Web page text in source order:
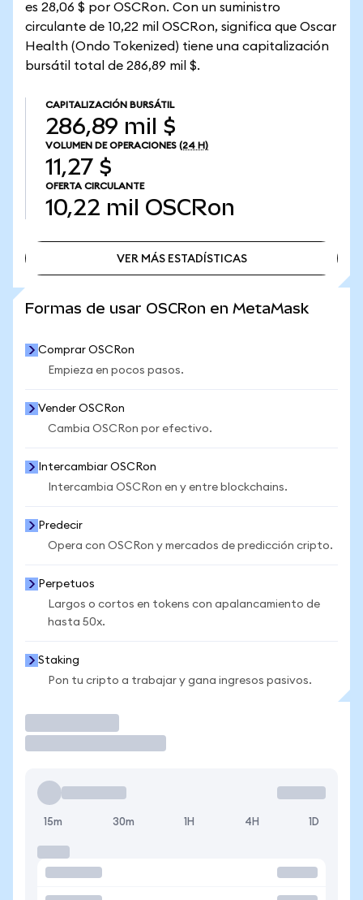
es 28,06 $ por OSCRon. Con un suministro
circulante de 10,22 mil OSCRon, significa que Oscar
Health (Ondo Tokenized) tiene una capitalización
bursátil total de 286,89 mil $.
CAPITALIZACIÓN BURSÁTIL
286,89 mil $
VOLUMEN DE OPERACIONES (24 H)
11,27 $
OFERTA CIRCULANTE
10,22 mil OSCRon
VER MÁS ESTADÍSTICAS
Formas de usar OSCRon en MetaMask
Comprar OSCRon
Empieza en pocos pasos.
Vender OSCRon
Cambia OSCRon por efectivo.
Intercambiar OSCRon
Intercambia OSCRon en y entre blockchains.
Predecir
Opera con OSCRon y mercados de predicción cripto.
Perpetuos
Largos o cortos en tokens con apalancamiento de
hasta 50x.
Staking
Pon tu cripto a trabajar y gana ingresos pasivos.
15m 30m 1H 4H 1D